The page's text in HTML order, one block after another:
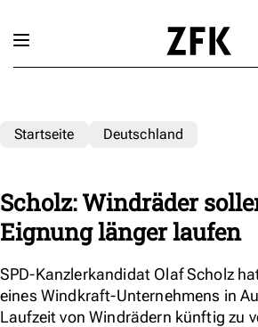
Startseite Deutschland
Scholz: Windräder
Eignung länger laufen
SPD-Kanzlerkandidat Olaf Scholz
eines Windkraft-Unternehmens in
Laufzeit von Windrädern künftig zu